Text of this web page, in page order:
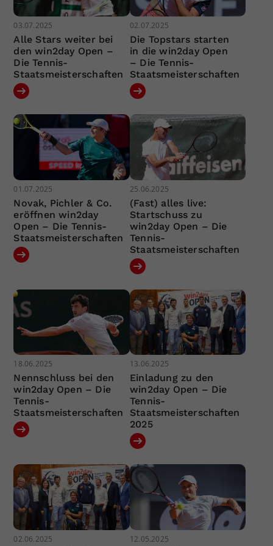
03.07.2025
Alle Stars weiter bei
den win2day Open –
Die Tennis-
Staatsmeisterschaften
02.07.2025
Die Topstars starten
in die win2day Open
– Die Tennis-
Staatsmeisterschaften
01.07.2025
Novak, Pichler & Co.
eröffnen win2day
Open – Die Tennis-
Staatsmeisterschaften
25.06.2025
(Fast) alles live:
Startschuss zu
win2day Open – Die
Tennis-
Staatsmeisterschaften
18.06.2025
Nennschluss bei den
win2day Open – Die
Tennis-
Staatsmeisterschaften
13.06.2025
Einladung zu den
win2day Open – Die
Tennis-
Staatsmeisterschaften
2025
02.06.2025 12.05.2025